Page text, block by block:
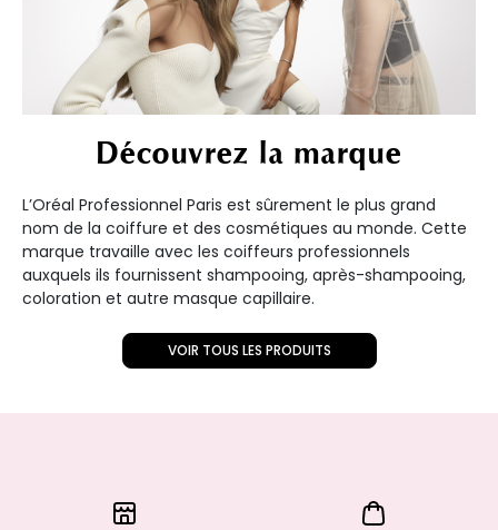
Découvrez la marque
L’Oréal Professionnel Paris est sûrement le plus grand
nom de la coiffure et des cosmétiques au monde. Cette
marque travaille avec les coiffeurs professionnels
auxquels ils fournissent shampooing, après-shampooing,
coloration et autre masque capillaire.
VOIR TOUS LES PRODUITS